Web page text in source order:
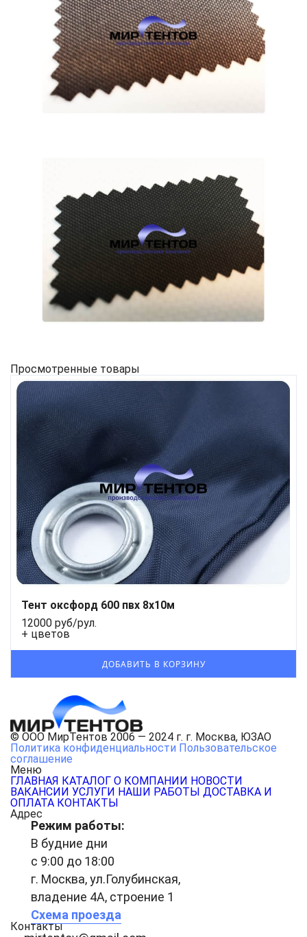
Просмотренные товары
Тент оксфорд 600 пвх 8х10м
12000 руб/рул.
+ цветов
© ООО МирТентов 2006 — 2024 г. г. Москва, ЮЗАО
Политика конфиденциальности Пользовательское
соглашение
Меню
ГЛАВНАЯ КАТАЛОГ О КОМПАНИИ НОВОСТИ
ВАКАНСИИ УСЛУГИ НАШИ РАБОТЫ ДОСТАВКА И
ОПЛАТА КОНТАКТЫ
Адрес
Режим работы:
В будние дни
с 9:00 до 18:00
г. Москва, ул.Голубинская,
владение 4А, строение 1
Схема проезда
Контакты